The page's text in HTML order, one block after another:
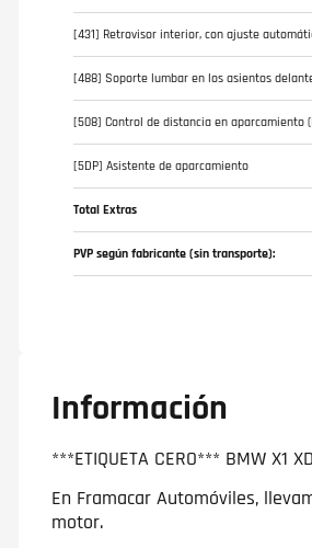
[431] Retrovisor interior, con ajuste
[488] Soporte lumbar en los asientos
[508] Control de distancia en aparcamiento
[5DP] Asistente de aparcamiento
Total Extras
PVP según fabricante (sin transporte):
Información
***ETIQUETA CERO*** BMW X1
En Framacar Automóviles,
motor.